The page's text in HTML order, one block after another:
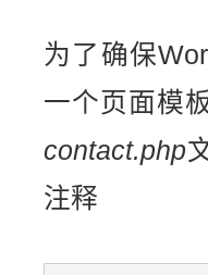
为了确保
一个页面模
contact.php
注释